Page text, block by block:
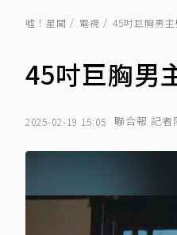
噓！星聞 電視 45吋巨胸男
45吋巨胸男
2025-02-19 15:05 聯合報 記者